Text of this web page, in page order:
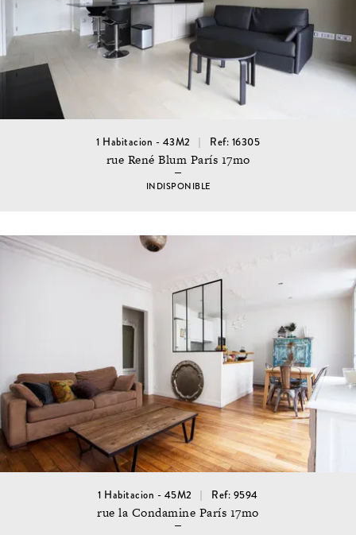
1 Habitacion - 43M2 Ref: 16305
rue René Blum París 17mo
INDISPONIBLE
1 Habitacion - 45M2 Ref: 9594
rue la Condamine París 17mo